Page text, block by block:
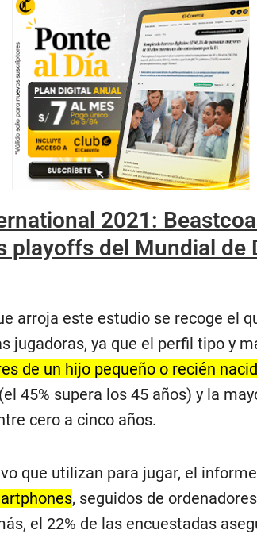
2021:
playoffs del Mundial de
arroja este estudio se recoge el
jugadoras, ya que el perfil tipo y
de un hijo pequeño o recién
45% supera los 45 años) y la
cero a cinco años.
que utilizan para jugar, el
, seguidos de
el 22% de las encuestadas